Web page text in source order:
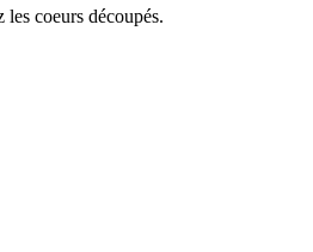
coeurs découpés.